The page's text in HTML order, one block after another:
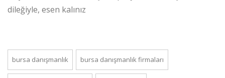
dileğiyle, esen kalınız
bursa danışmanlık bursa danışmanlık firmaları